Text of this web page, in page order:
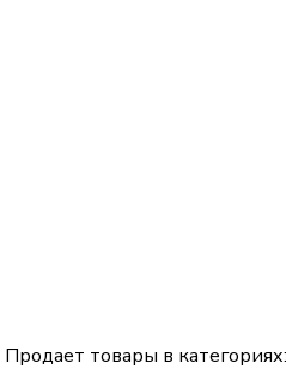
Продает товары в категориях: